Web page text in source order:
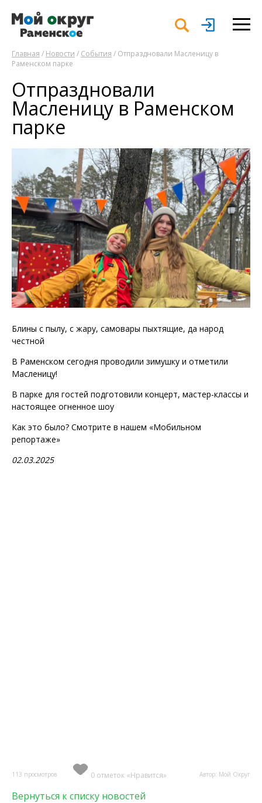
Главная / Новости / События / Отпраздновали Масленицу в
Раменском парке
Отпраздновали
Масленицу в Раменском
парке
Блины с пылу, с жару, самовары пыхтящие, да народ
честной
В Раменском сегодня проводили зимушку и отметили
Масленицу!
В парке для гостей подготовили концерт, мастер-классы и
настоящее огненное шоу
Как это было? Смотрите в нашем «Мобильном
репортаже»
02.03.2025
113 просмотров 0 отметок «Нравится» Автор: Мой Округ
Вернуться к списку новостей